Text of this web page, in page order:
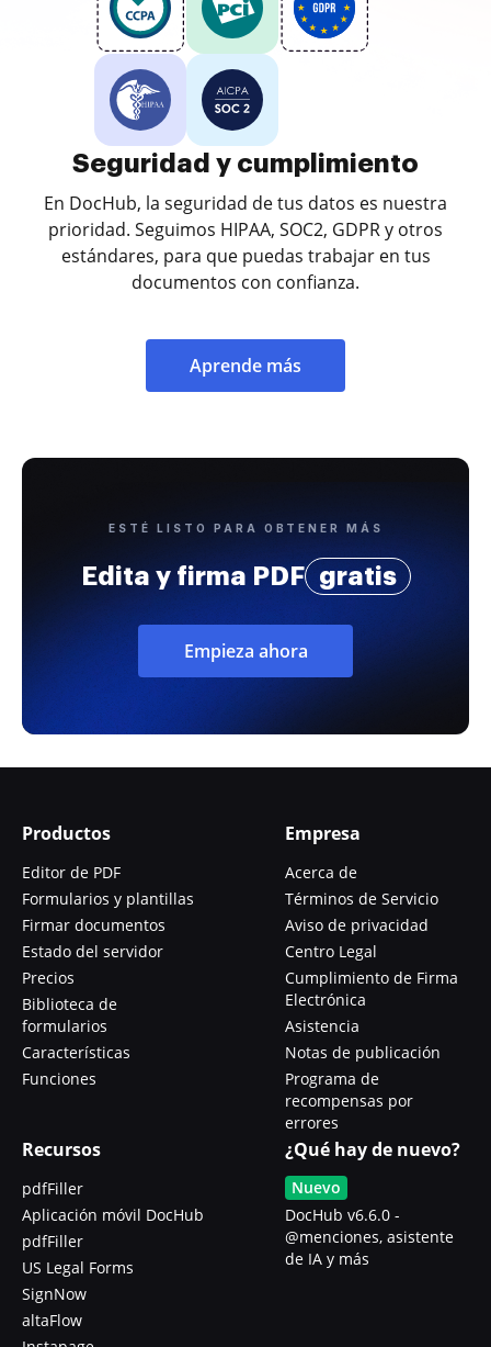
Seguridad y cumplimiento
En DocHub, la seguridad de tus datos es nuestra
prioridad. Seguimos HIPAA, SOC2, GDPR y otros
estándares, para que puedas trabajar en tus
documentos con confianza.
Aprende más
ESTÉ LISTO PARA OBTENER MÁS
Edita y firma PDF gratis
Empieza ahora
Productos
Editor de PDF
Formularios y plantillas
Firmar documentos
Estado del servidor
Precios
Biblioteca de
formularios
Características
Funciones
Empresa
Acerca de
Términos de Servicio
Aviso de privacidad
Centro Legal
Cumplimiento de Firma
Electrónica
Asistencia
Notas de publicación
Programa de
recompensas por
errores
Recursos
pdfFiller
Aplicación móvil DocHub
pdfFiller
US Legal Forms
SignNow
altaFlow
¿Qué hay de nuevo?
Nuevo
DocHub v6.6.0 -
@menciones, asistente
de IA y más